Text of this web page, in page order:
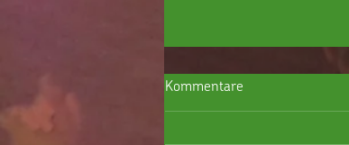
Kommentare